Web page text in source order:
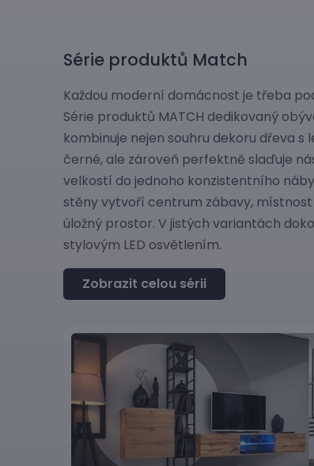
Série produktů Match
Každou moderní domácnost je třeba
Série produktů MATCH dedikovaný
kombinuje nejen souhru dekoru dřeva s
černé, ale zároveň perfektně slaďuje
velkostí do jednoho konzistentního
stěny vytvoří centrum zábavy,
úložný prostor. V jistých variantách
stylovým LED osvětlením.
Zobrazit celou sérii